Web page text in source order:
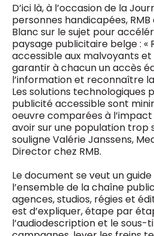
D’ici là, à l’occasion de la
personnes handicapées,
Blanc sur le sujet pour
paysage publicitaire belge : «
accessible aux malvoyants
garantir à chacun un accès
l’information et reconnaître
Les solutions technologiques
publicité accessible sont
oeuvre comparées à l’impact
avoir sur une population trop
souligne Valérie Janssens,
Director chez RMB.
Le document se veut un
l’ensemble de la chaîne
agences, studios, régies et
est d’expliquer, étape par
l’audiodescription et le sous-